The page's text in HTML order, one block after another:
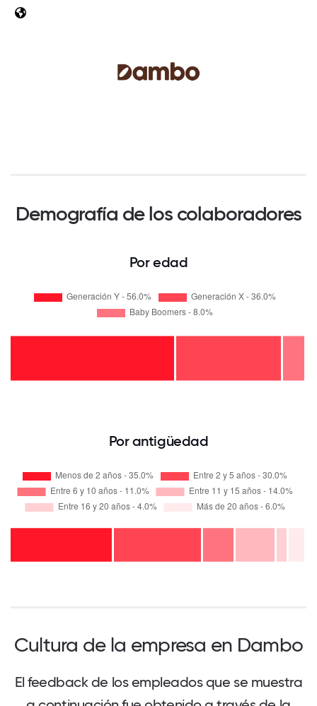
Demografía de los colaboradores
Por edad
Por antigüedad
Cultura de la empresa en Dambo
El feedback de los empleados que se muestra